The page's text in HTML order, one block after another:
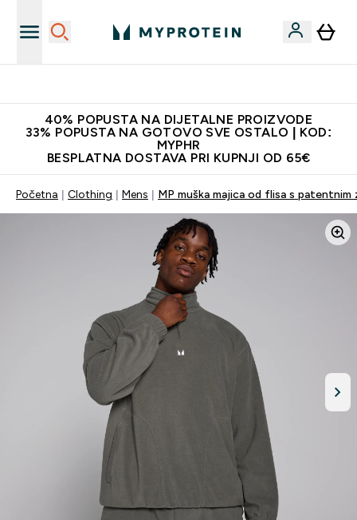
40% POPUSTA NA DIJETALNE PROIZVODE
33% POPUSTA NA GOTOVO SVE OSTALO | KOD:
MYPHR
BESPLATNA DOSTAVA PRI KUPNJI OD 65€
Početna Clothing Mens MP muška majica od flisa s